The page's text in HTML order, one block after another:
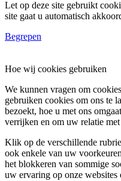
Let op deze site gebruikt
site gaat u automatisch
Begrepen
Hoe wij cookies gebruiken
We kunnen vragen om
gebruiken cookies om ons te
bezoekt, hoe u met ons
verrijken en om uw relatie met
Klik op de verschillende
ook enkele van uw
het blokkeren van sommige
uw ervaring op onze websites